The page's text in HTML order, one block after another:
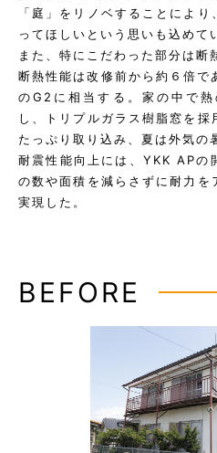
「庭」をリノベすることによ
ってほしいという思いも込めて
また、特にこだわった部分は断
断熱性能は改修前から約６倍
のG2に相当する。家の中で
し、トリプルガラス樹脂窓を
たっぷり取り込み、夏は外気の
耐震性能向上には、YKK APの
の数や面積を減らさずに耐力を
実現した。
BEFORE